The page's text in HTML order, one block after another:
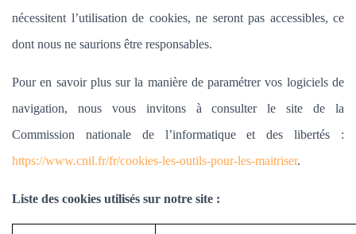
nécessitent l’utilisation de cookies, ne seront pas accessibles, ce
dont nous ne saurions être responsables.
Pour en savoir plus sur la manière de paramétrer vos logiciels de
navigation, nous vous invitons à consulter le site de la
Commission nationale de l’informatique et des libertés :
https://www.cnil.fr/fr/cookies-les-outils-pour-les-maitriser.
Liste des cookies utilisés sur notre site :